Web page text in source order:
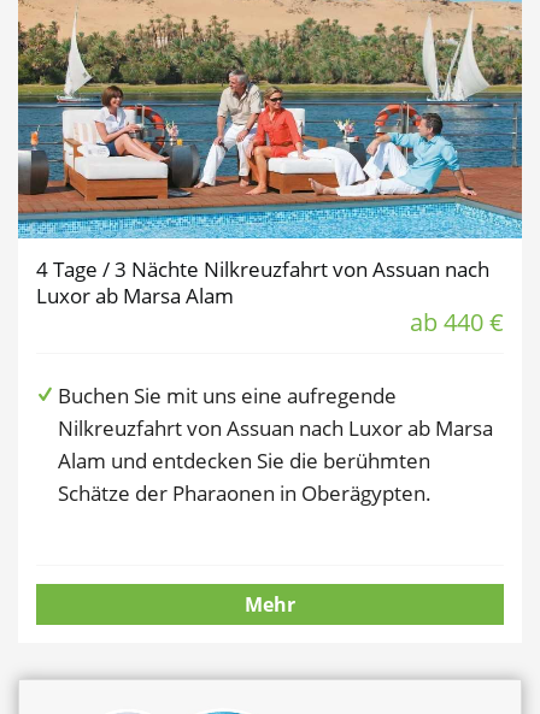
4 Tage / 3 Nächte Nilkreuzfahrt von Assuan nach
Luxor ab Marsa Alam
ab 440 €
Buchen Sie mit uns eine aufregende
Nilkreuzfahrt von Assuan nach Luxor ab Marsa
Alam und entdecken Sie die berühmten
Schätze der Pharaonen in Oberägypten.
Mehr